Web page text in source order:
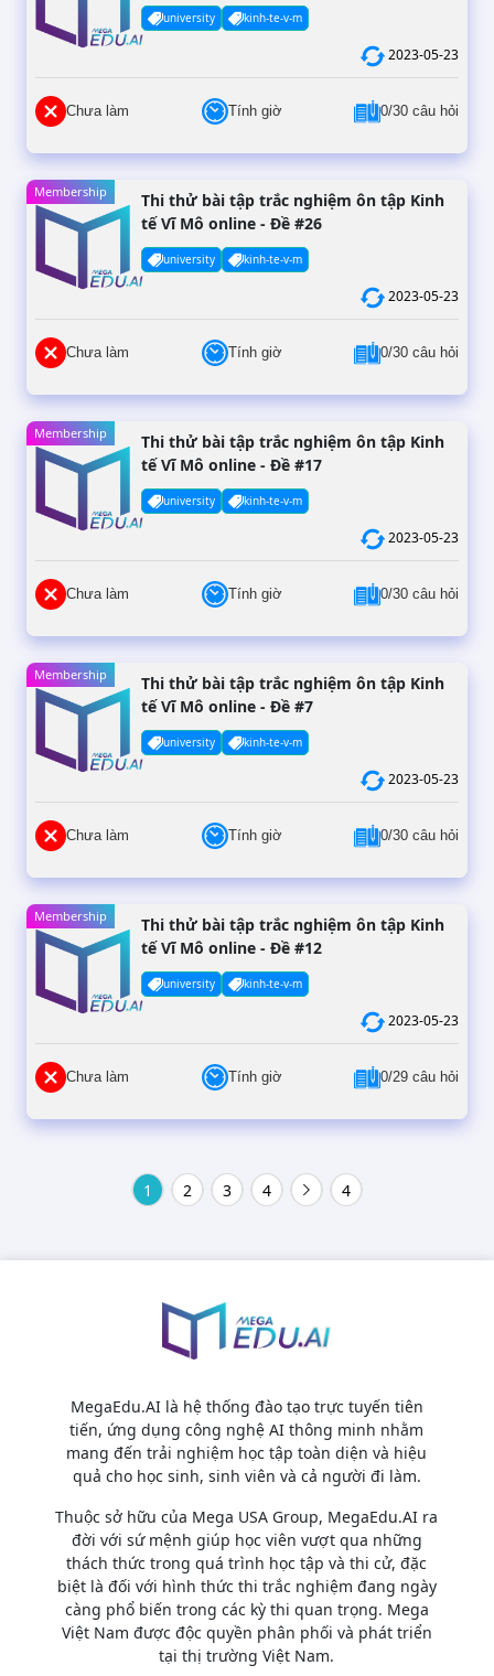
university kinh-te-v-m
2023-05-23
Chưa làm Tính giờ 0/30 câu hỏi
Membership
Thi thử bài tập trắc nghiệm ôn tập Kinh
tế Vĩ Mô online - Đề #26
university kinh-te-v-m
2023-05-23
Chưa làm Tính giờ 0/30 câu hỏi
Membership
Thi thử bài tập trắc nghiệm ôn tập Kinh
tế Vĩ Mô online - Đề #17
university kinh-te-v-m
2023-05-23
Chưa làm Tính giờ 0/30 câu hỏi
Membership
Thi thử bài tập trắc nghiệm ôn tập Kinh
tế Vĩ Mô online - Đề #7
university kinh-te-v-m
2023-05-23
Chưa làm Tính giờ 0/30 câu hỏi
Membership
Thi thử bài tập trắc nghiệm ôn tập Kinh
tế Vĩ Mô online - Đề #12
university kinh-te-v-m
2023-05-23
Chưa làm Tính giờ 0/29 câu hỏi
1 2 3 4 4
MegaEdu.AI là hệ thống đào tạo trực tuyến tiên
tiến, ứng dụng công nghệ AI thông minh nhằm
mang đến trải nghiệm học tập toàn diện và hiệu
quả cho học sinh, sinh viên và cả người đi làm.
Thuộc sở hữu của Mega USA Group, MegaEdu.AI ra
đời với sứ mệnh giúp học viên vượt qua những
thách thức trong quá trình học tập và thi cử, đặc
biệt là đối với hình thức thi trắc nghiệm đang ngày
càng phổ biến trong các kỳ thi quan trọng. Mega
Việt Nam được độc quyền phân phối và phát triển
tại thị trường Việt Nam.